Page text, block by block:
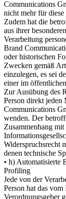
Communications
nicht mehr für
Zudem hat die
aus ihrer
Verarbeitung
Brand
oder historischen
Zwecken gemäß
einzulegen, es sei
einer im
Zur Ausübung des
Person direkt
Communications
wenden. Der
Zusammenhang
Widerspruchsrecht
denen technische
• h) Automatisierte
Profiling
Jede von der
Person hat das
Verordnungsgeber